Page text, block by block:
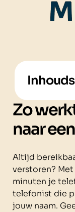
Zo
naar
Altijd
verstoren?
minuten je
telefonist die
jouw naam.